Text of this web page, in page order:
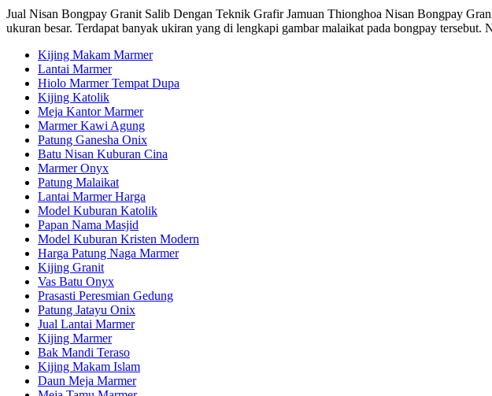
Jual Nisan Bongpay Granit Salib Dengan Teknik Grafir Jamuan Thionghoa Nisan Bongpay
ukuran besar. Terdapat banyak ukiran yang di lengkapi gambar malaikat pada bongpay
Kijing Makam Marmer
Lantai Marmer
Hiolo Marmer Tempat Dupa
Kijing Katolik
Meja Kantor Marmer
Marmer Kawi Agung
Patung Ganesha Onix
Batu Nisan Kuburan Cina
Marmer Onyx
Patung Malaikat
Lantai Marmer Harga
Model Kuburan Katolik
Papan Nama Masjid
Model Kuburan Kristen Modern
Harga Patung Naga Marmer
Kijing Granit
Vas Batu Onyx
Prasasti Peresmian Gedung
Patung Jatayu Onix
Jual Lantai Marmer
Kijing Marmer
Bak Mandi Teraso
Kijing Makam Islam
Daun Meja Marmer